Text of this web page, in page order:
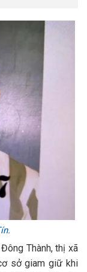
Thành, thị xã
sở giam giữ khi